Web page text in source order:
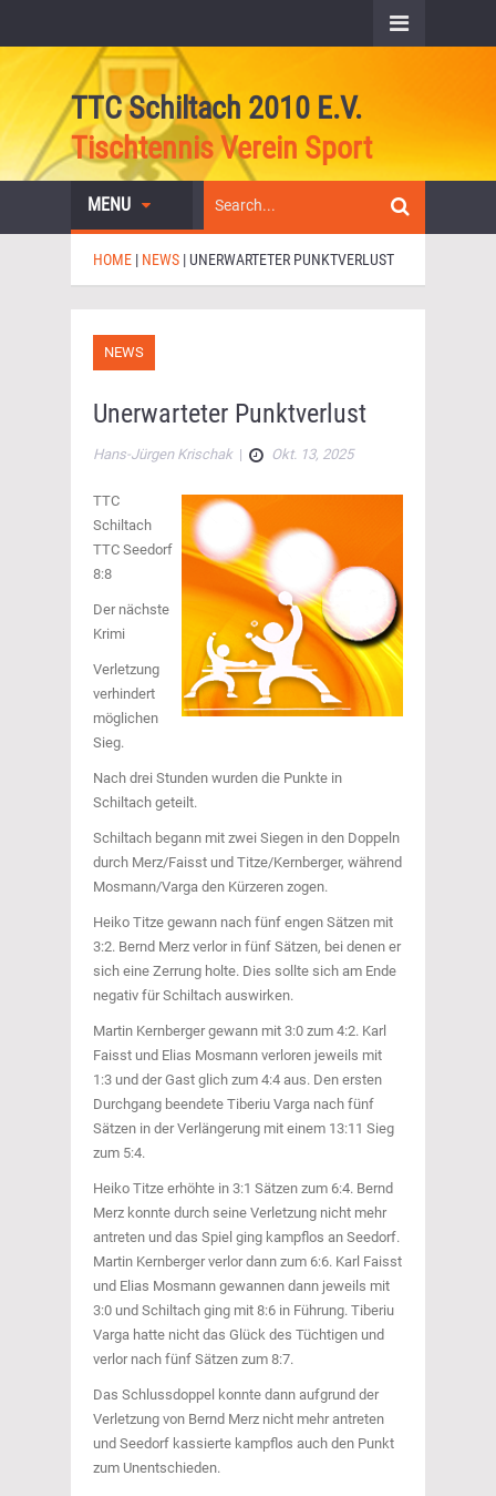
TTC Schiltach 2010 E.V.
Tischtennis Verein Sport
MENU
HOME | NEWS | UNERWARTETER PUNKTVERLUST
NEWS
Unerwarteter Punktverlust
Hans-Jürgen Krischak| Okt. 13, 2025
TTC
Schiltach
TTC Seedorf
8:8
Der nächste
Krimi
Verletzung
verhindert
möglichen
Sieg.
Nach drei Stunden wurden die Punkte in
Schiltach geteilt.
Schiltach begann mit zwei Siegen in den Doppeln
durch Merz/Faisst und Titze/Kernberger, während
Mosmann/Varga den Kürzeren zogen.
Heiko Titze gewann nach fünf engen Sätzen mit
3:2. Bernd Merz verlor in fünf Sätzen, bei denen er
sich eine Zerrung holte. Dies sollte sich am Ende
negativ für Schiltach auswirken.
Martin Kernberger gewann mit 3:0 zum 4:2. Karl
Faisst und Elias Mosmann verloren jeweils mit
1:3 und der Gast glich zum 4:4 aus. Den ersten
Durchgang beendete Tiberiu Varga nach fünf
Sätzen in der Verlängerung mit einem 13:11 Sieg
zum 5:4.
Heiko Titze erhöhte in 3:1 Sätzen zum 6:4. Bernd
Merz konnte durch seine Verletzung nicht mehr
antreten und das Spiel ging kampflos an Seedorf.
Martin Kernberger verlor dann zum 6:6. Karl Faisst
und Elias Mosmann gewannen dann jeweils mit
3:0 und Schiltach ging mit 8:6 in Führung. Tiberiu
Varga hatte nicht das Glück des Tüchtigen und
verlor nach fünf Sätzen zum 8:7.
Das Schlussdoppel konnte dann aufgrund der
Verletzung von Bernd Merz nicht mehr antreten
und Seedorf kassierte kampflos auch den Punkt
zum Unentschieden.